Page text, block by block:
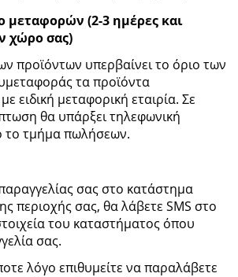
μεταφορών (2-3 ημέρες και
χώρο σας)
προϊόντων υπερβαίνει το όριο των
τα προϊόντα
ειδική μεταφορική εταιρία. Σε
θα υπάρξει τηλεφωνική
τμήμα πωλήσεων.
σας στο κατάστημα
περιοχής σας, θα λάβετε SMS στο
του καταστήματος όπου
σας.
λόγο επιθυμείτε να παραλάβετε